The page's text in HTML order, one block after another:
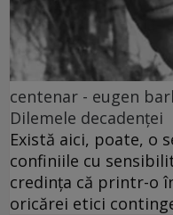
centenar - eugen
Dilemele decadenței
Există aici, poate, o
confiniile cu
credința că printr-o
oricărei etici